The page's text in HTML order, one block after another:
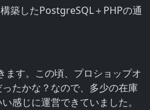
築したPostgreSQL＋PHPの通
ます。この頃、プロショップオ
たかな？なので、多少の在庫
感じに運営できていました。